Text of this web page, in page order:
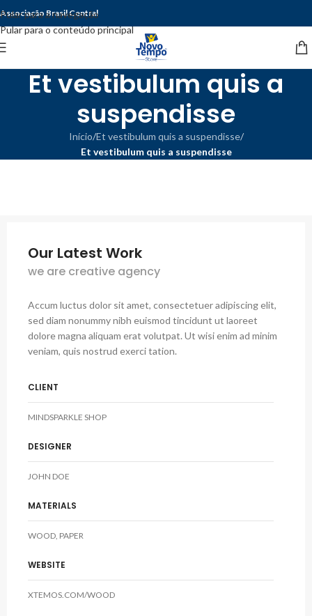
Pular para a navegação
Pular para o conteúdo principal
Associação Brasil Central
Et vestibulum quis a
suspendisse
Início/Et vestibulum quis a suspendisse/
Et vestibulum quis a suspendisse
Our Latest Work
we are creative agency
Accum luctus dolor sit amet, consectetuer adipiscing elit,
sed diam nonummy nibh euismod tincidunt ut laoreet
dolore magna aliquam erat volutpat. Ut wisi enim ad minim
veniam, quis nostrud exerci tation.
CLIENT
MINDSPARKLE SHOP
DESIGNER
JOHN DOE
MATERIALS
WOOD, PAPER
WEBSITE
XTEMOS.COM/WOOD